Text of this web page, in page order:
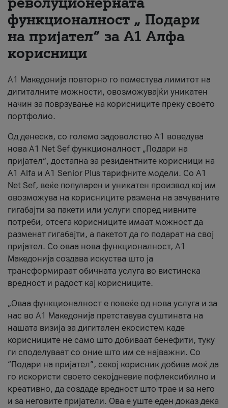
За нас
#ПодобарОнлајн
функционалност „ Подари
на пријател“ за А1 Алфа
корисници
А1 Македонија повторно го поместува лимитот на
дигиталните можности, овозможувајќи уникатен
начин за поврзување на корисниците преку своето
портфолио.
Од денеска, со големо задоволство А1 воведува
нова A1 Net Sef функционалност „Подари на
пријател“, достапна за резидентните корисници на
А1 Alfa и A1 Senior Plus тарифните модели. Со A1
Net Sef, веќе популарен и уникатен производ кој им
овозможува на корисниците размена на зачуваните
гигабајти за пакети или услуги според нивните
потреби, отсега корисниците имаат можност да
разменат гигабајти, а пакетот да го подарат на свој
пријател. Со оваа нова функционалност, А1
Македонија создава искуства што ја
трансформираат обичната услуга во вистинска
вредност и радост кај корисниците.
„Оваа функционалност е повеќе од нова услуга и за
нас во А1 Македонија претставува суштината на
нашата визија за дигитален екосистем каде
корисниците не само што добиваат бенефити, туку
ги споделуваат со оние што им се најважни. Со
“Подари на пријател”, секој корисник добива моќ да
го искористи своето секојдневие пофлексибилно и
креативно, да создаде вредност што трае и за него
и за неговите пријатели. Ова е уште еден доказ дека